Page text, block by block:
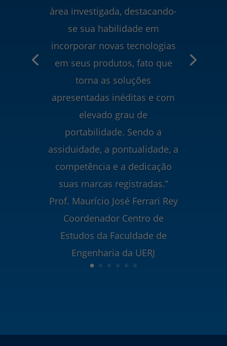
área investigada, destacando-
se sua habilidade em
incorporar novas tecnologias
em seus produtos, fato que
torna as soluções
apresentadas inéditas e com
elevado grau de
portabilidade. Sendo a
assiduidade, a pontualidade, a
competência e a dedicação
suas marcas registradas.”
Prof. Maurício José Ferrari Rey
Coordenador Centro de
Estudos da Faculdade de
Engenharia da UERJ